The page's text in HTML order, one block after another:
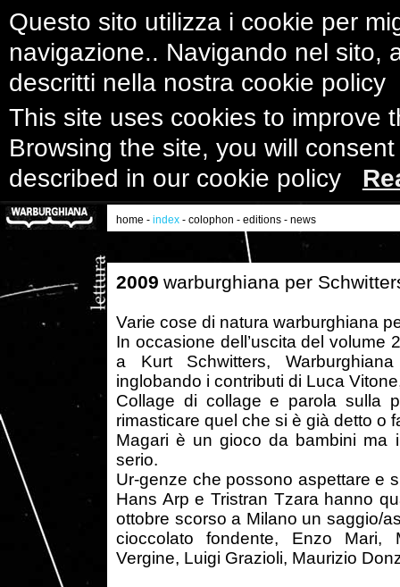
Questo sito utilizza i cookie per
navigazione.. Navigando nel sito,
descritti nella nostra cookie
This site uses cookies to improve
Browsing the site, you will
described in our cookie policy
home - index - colophon - editions - news
2009 warburghiana per
Varie cose di natura warburghiana
In occasione dell’uscita del volume
a Kurt Schwitters,
inglobando i contributi di Luca
Collage di collage e parola sulla
rimasticare quel che si è già detto o
Magari è un gioco da bambini ma
serio.
Ur-genze che possono aspettare e
Hans Arp e Tristran Tzara hanno
ottobre scorso a Milano un saggio/
cioccolato fondente, Enzo Mari,
Vergine, Luigi Grazioli, Maurizio